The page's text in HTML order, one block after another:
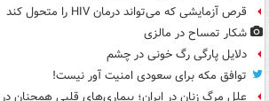
قرص آزمایشی که می‌تواند درمان HIV را متحول کند
شکار تمساح در مالزی
دلایل پارگی رگ خونی در چشم
توافق مکه برای سعودی امنیت آور نیست!
علل مرگ زنان در ایران؛ بیماری‌های قلبی همچنان